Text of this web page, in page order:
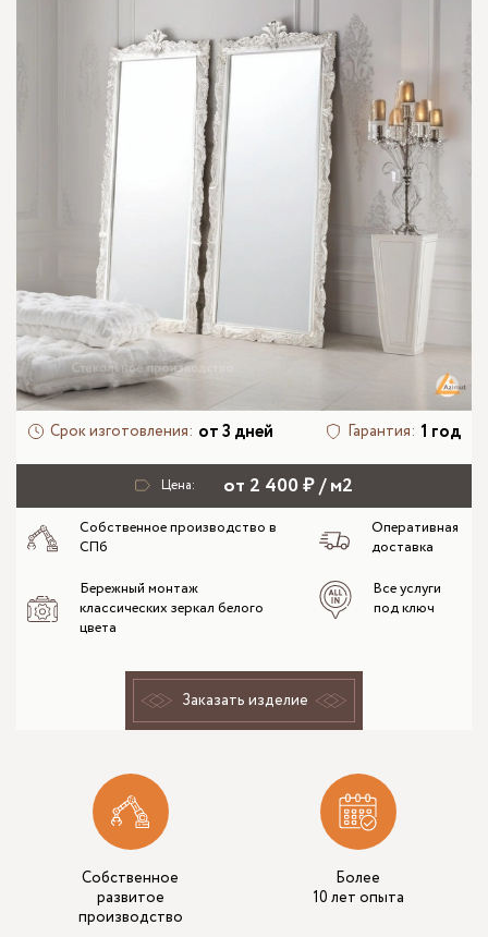
Срок изготовления: от 3 дней Гарантия: 1 год
Цена: от 2 400 ₽ / м2
Собственное производство в
СПб
Оперативная
доставка
Бережный монтаж
классических зеркал белого
цвета
Все услуги
под ключ
Заказать изделие
Собственное
развитое
производство
Более
10 лет опыта